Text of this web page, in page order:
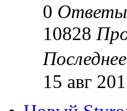
0 Ответы
10828
15 авг